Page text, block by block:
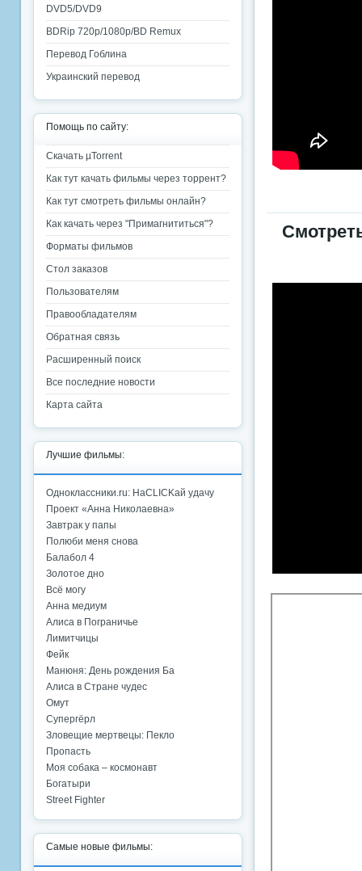
DVD5/DVD9
BDRip 720p/1080p/BD Remux
Перевод Гоблина
Украинский перевод
Помощь по сайту:
Скачать µTorrent
Как тут качать фильмы через торрент?
Как тут смотреть фильмы онлайн?
Как качать через "Примагнититься"?
Форматы фильмов
Стол заказов
Пользователям
Правообладателям
Обратная связь
Расширенный поиск
Все последние новости
Карта сайта
Лучшие фильмы:
Одноклассники.ru: НаCLICKай удачу
Проект «Анна Николаевна»
Завтрак у папы
Полюби меня снова
Балабол 4
Золотое дно
Всё могу
Анна медиум
Алиса в Пограничье
Лимитчицы
Фейк
Манюня: День рождения Ба
Алиса в Стране чудес
Омут
Супергёрл
Зловещие мертвецы: Пекло
Пропасть
Моя собака – космонавт
Богатыри
Street Fighter
Самые новые фильмы: